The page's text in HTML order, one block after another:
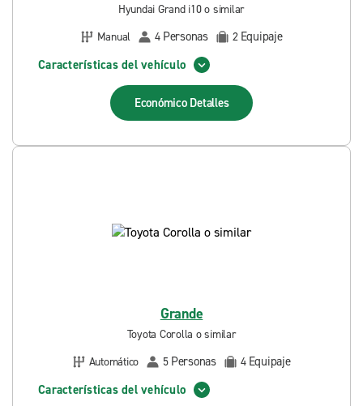
Hyundai Grand i10 o similar
Manual
4 Personas 2 Equipaje
Características del vehículo
Económico Detalles
Grande
Toyota Corolla o similar
Automático
5 Personas 4 Equipaje
Características del vehículo